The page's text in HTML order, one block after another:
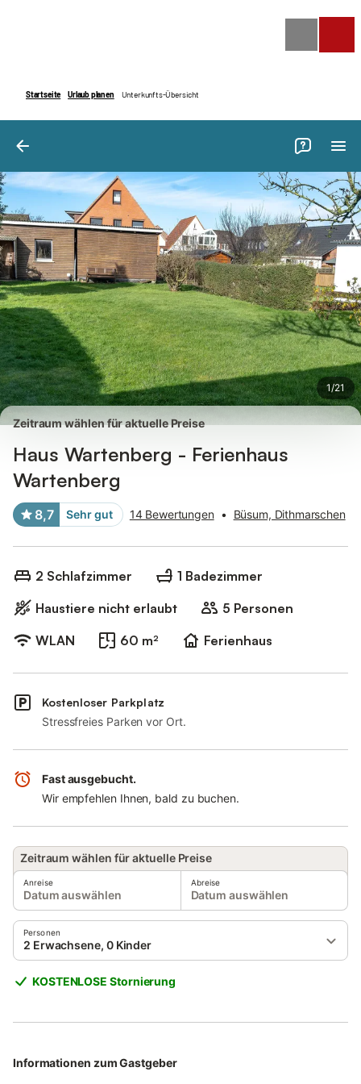
1/21
Zeitraum wählen für aktuelle Preise
Haus Wartenberg - Ferienhaus
Wartenberg
8,7 Sehr gut 14 Bewertungen • Büsum, Dithmarschen
2 Schlafzimmer
1 Badezimmer
Haustiere nicht erlaubt
5 Personen
WLAN
60 m² Ferienhaus
Kostenloser Parkplatz
Stressfreies Parken vor Ort.
Fast ausgebucht.
Wir empfehlen Ihnen, bald zu buchen.
Zeitraum wählen für aktuelle Preise
Anreise
Datum auswählen
Abreise
Datum auswählen
Personen
2 Erwachsene, 0 Kinder
KOSTENLOSE Stornierung
Informationen zum Gastgeber